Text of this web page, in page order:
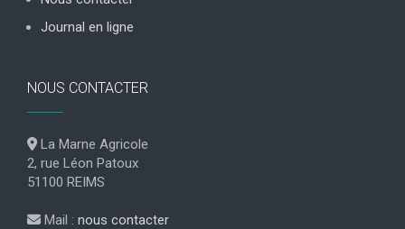
Journal en ligne
NOUS CONTACTER
La Marne Agricole
2, rue Léon Patoux
51100 REIMS
Mail : nous contacter